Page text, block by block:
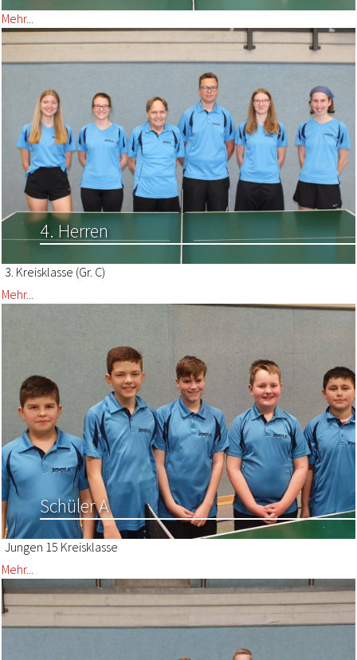
Mehr...
4. Herren
3. Kreisklasse (Gr. C)
Mehr...
Schüler A
Jungen 15 Kreisklasse
Mehr...